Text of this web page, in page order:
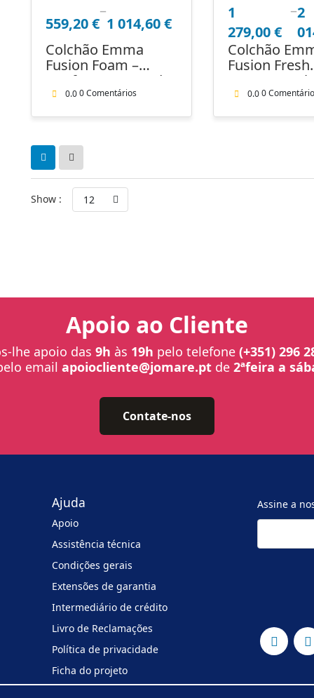
559,20€
–
1 014,60€
range:
559,20 €
through
1
014,60 €
Colchão Emma
Fusion Foam –
Conforto Avançado
em Espuma
0.00 Comentários
1
279,00€
–2
Price
range:
1
279,00 €
through
014,00 €
Colchão
Fusion Fresh
Espuma +
Premium
0.00
Show : 12
Apoio ao Cliente
lhe apoio das 9h às 19h pelo telefone (+351) 296
email apoiocliente@jomare.ptde 2ªfeira a
Contate-nos
Ajuda
Apoio
Assistência técnica
Condições gerais
Extensões de garantia
Intermediário de crédito
Livro de Reclamações
Política de privacidade
Ficha do projeto
Assine a